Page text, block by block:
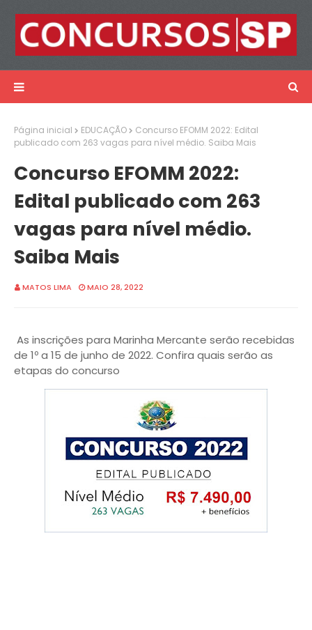
Página inicial EDUCAÇÃO
Concurso EFOMM 2022: Edital
publicado com 263 vagas para nível médio. Saiba Mais
Concurso EFOMM 2022:
Edital publicado com 263
vagas para nível médio.
Saiba Mais
MATOS LIMA MAIO 28, 2022
As inscrições para Marinha Mercante serão recebidas
de 1º a 15 de junho de 2022. Confira quais serão as
etapas do concurso